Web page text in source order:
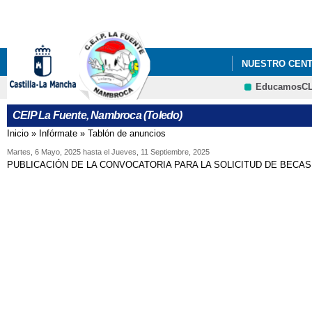
NUESTRO
CEIP La Fuente, Nambroca (Toledo)
Se encuentra usted aquí
Inicio » Infórmate » Tablón de anuncios
Martes, 6 Mayo, 2025 hasta el Jueves, 11 Septiembre, 2025
PUBLICACIÓN DE LA CONVOCATORIA PARA LA SOLICITUD DE